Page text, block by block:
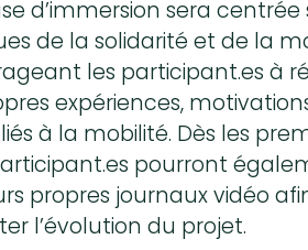
d’immersion sera centrée
de la solidarité et de la
les participant.es à
expériences,
à la mobilité. Dès les
pourront
propres journaux vidéo
l’évolution du projet.